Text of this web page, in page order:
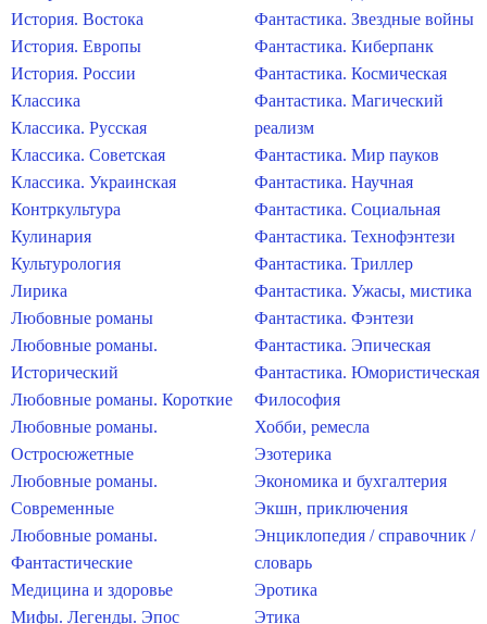
История. Востока
История. Европы
История. России
Классика
Классика. Русская
Классика. Советская
Классика. Украинская
Контркультура
Кулинария
Культурология
Лирика
Любовные романы
Любовные романы.
Исторический
Любовные романы. Короткие
Любовные романы.
Остросюжетные
Любовные романы.
Современные
Любовные романы.
Фантастические
Медицина и здоровье
Мифы. Легенды. Эпос
Фантастика. Звездные войны
Фантастика. Киберпанк
Фантастика. Космическая
Фантастика. Магический
реализм
Фантастика. Мир пауков
Фантастика. Научная
Фантастика. Социальная
Фантастика. Технофэнтези
Фантастика. Триллер
Фантастика. Ужасы, мистика
Фантастика. Фэнтези
Фантастика. Эпическая
Фантастика. Юмористическая
Философия
Хобби, ремесла
Эзотерика
Экономика и бухгалтерия
Экшн, приключения
Энциклопедия / справочник /
словарь
Эротика
Этика